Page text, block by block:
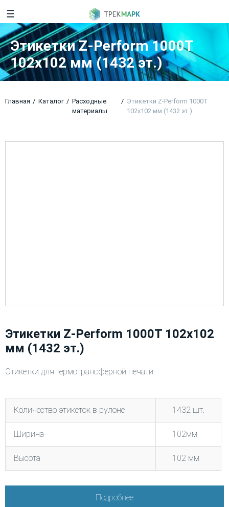
☰
Этикетки Z-Perform 1000T
102х102 мм (1432 эт.)
Главная Каталог
Расходные
материалы
Этикетки Z-Perform 1000T
102х102 мм (1432 эт.)
Этикетки Z-Perform 1000T 102х102
мм (1432 эт.)
Этикетки для термотрансферной печати.
Количество этикеток в рулоне 1432 шт.
Ширина 102мм
Высота 102 мм
Подробнее